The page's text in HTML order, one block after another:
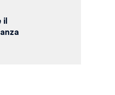
il